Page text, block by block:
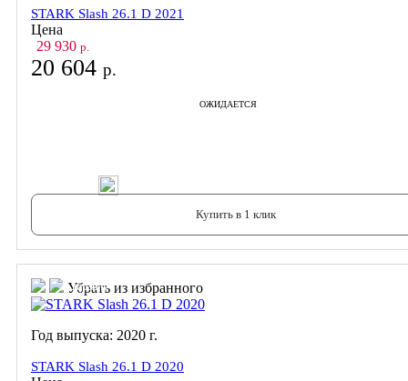
STARK Slash 26.1 D 2021
Цена
29 930 р.
20 604 р.
ОЖИДАЕТСЯ
Купить в 1 клик
Убрать из избранного
Год выпуска: 2020 г.
STARK Slash 26.1 D 2020
В корзину
В корзину